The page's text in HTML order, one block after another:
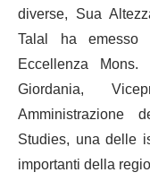
diverse, Sua
Talal ha
Eccellenza
Giordania,
Amministrazione
Studies, una delle
importanti della